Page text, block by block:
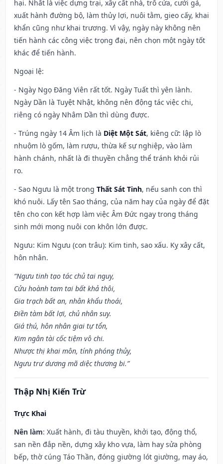
hại. Nhất là việc dựng trại, xây cất nhà, trổ cửa, cưới gả,
xuất hành đường bộ, làm thủy lợi, nuôi tằm, gieo cấy, khai
khẩn cũng như khai trương. Vì vậy, ngày này không nên
tiến hành các công việc trọng đại, nên chọn một ngày tốt
khác để tiến hành.
Ngoại lệ:
- Ngày Ngọ Đăng Viên rất tốt. Ngày Tuất thì yên lành.
Ngày Dần là Tuyệt Nhật, không nên động tác việc chi,
riêng có ngày Nhâm Dần thì dùng được.
- Trúng ngày 14 Âm lịch là Diệt Một Sát, kiêng cữ: lập lò
nhuộm lò gốm, làm rượu, thừa kế sự nghiệp, vào làm
hành chánh, nhất là đi thuyền chẳng thể tránh khỏi rủi
ro.
- Sao Ngưu là một trong Thất Sát Tinh, nếu sanh con thì
khó nuôi. Lấy tên Sao tháng, của năm hay của ngày để đặt
tên cho con kết hợp làm việc Âm Đức ngay trong tháng
sinh mới mong nuôi con khôn lớn được.
Ngưu: Kim Ngưu (con trâu): Kim tinh, sao xấu. Kỵ xây cất,
hôn nhân.
“Ngưu tinh tạo tác chủ tai nguy,
Cửu hoành tam tai bất khả thôi,
Gia trạch bất an, nhân khẩu thoái,
Điền tàm bất lợi, chủ nhân suy.
Giá thú, hôn nhân giai tự tổn,
Kim ngân tài cốc tiệm vô chi.
Nhược thị khai môn, tính phóng thủy,
Ngưu trư dương mã diệc thương bi.”
Thập Nhị Kiến Trừ
Trực Khai
Nên làm: Xuất hành, đi tàu thuyền, khởi tạo, động thổ,
san nền đắp nền, dựng xây kho vựa, làm hay sửa phòng
bếp, thờ cúng Táo Thần, đóng giường lót giường, may áo,